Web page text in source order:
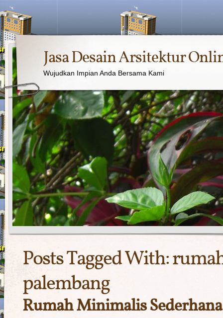
Jasa Desain Arsitektur
Wujudkan Impian Anda Bersama Kami
Posts Tagged With:
palembang
Rumah Minimalis